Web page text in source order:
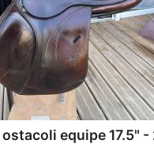
equipe 17.5"